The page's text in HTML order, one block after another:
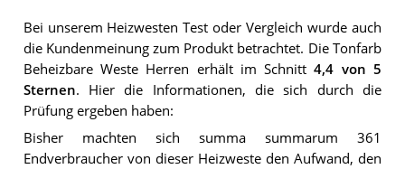
Bei unserem Heizwesten Test oder Vergleich wurde auch
die Kundenmeinung zum Produkt betrachtet. Die Tonfarb
Beheizbare Weste Herren erhält im Schnitt4,4 von 5
Sternen. Hier die Informationen, die sich durch die
Prüfung ergeben haben:
Bisher machten sich summa summarum 361
Endverbraucher von dieser Heizweste den Aufwand, den